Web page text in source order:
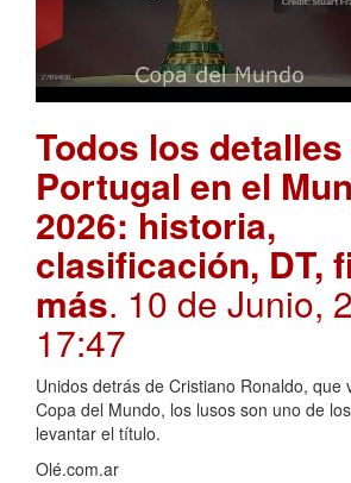
Todos los detalles
Portugal en el
2026: historia,
clasificación, DT,
más. 10 de Junio,
17:47
Unidos detrás de Cristiano Ronaldo, que
Copa del Mundo, los lusos son uno de
levantar el título.
Olé.com.ar